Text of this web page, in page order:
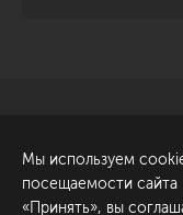
ул. Академика
к1
Мы используем
посещаемости сайта
«Принять», вы